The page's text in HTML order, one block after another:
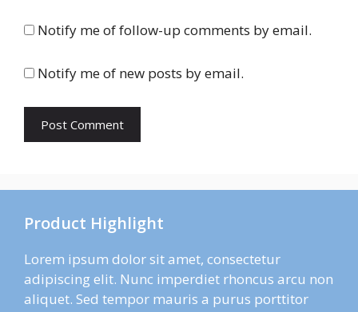
Notify me of follow-up comments by email.
Notify me of new posts by email.
Product Highlight
Lorem ipsum dolor sit amet, consectetur
adipiscing elit. Nunc imperdiet rhoncus arcu non
aliquet. Sed tempor mauris a purus porttitor